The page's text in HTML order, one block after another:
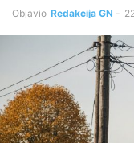
Objavio Redakcija GN -